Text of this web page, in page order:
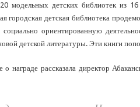
модельных детских библиотек из
городская детская библиотека
социально ориентированную
детской литературы. Эти книги
о награде рассказала директор